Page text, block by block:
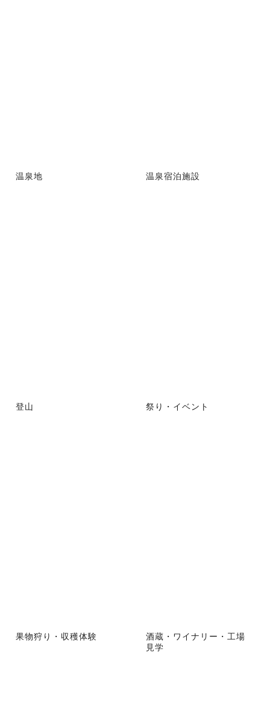
温泉地 温泉宿泊施設
登山 祭り・イベント
果物狩り・収穫体験
酒蔵・ワイナリー・工場
見学